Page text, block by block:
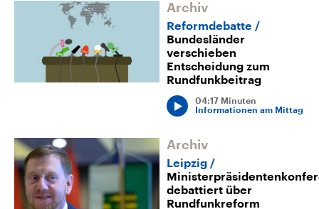
Archiv
Reformdebatte
Bundesländer
verschieben
Entscheidung zum
Rundfunkbeitrag
04:17 Minuten
Informationen am Mittag
Archiv
Leipzig
debattiert über
Rundfunkreform